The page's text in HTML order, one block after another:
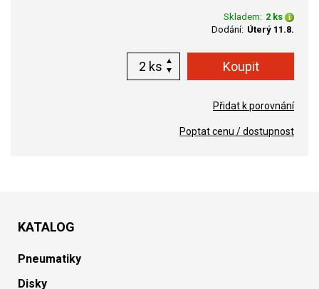
Skladem: 2 ks
Dodání: Úterý 11.8.
ks
Přidat k porovnání
Poptat cenu / dostupnost
KATALOG
Pneumatiky
Disky